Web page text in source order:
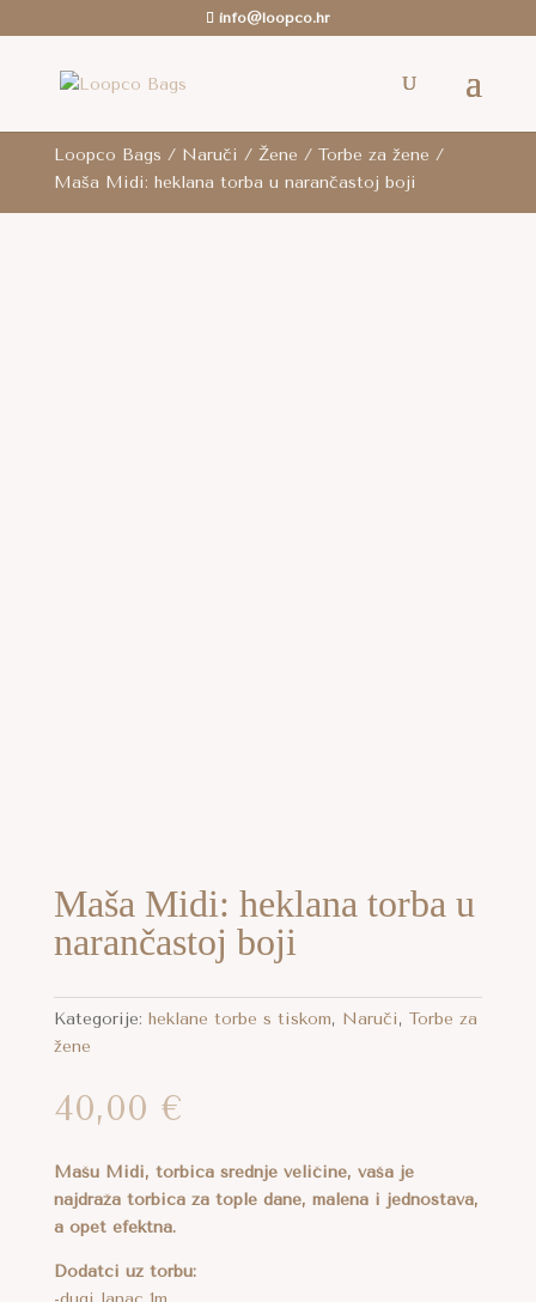
info@loopco.hr
Loopco Bags / Naruči / Žene / Torbe za žene /
Maša Midi: heklana torba u narančastoj boji
Maša Midi: heklana torba u
narančastoj boji
Kategorije: heklane torbe s tiskom, Naruči, Torbe za
žene
40,00 €
Mašu Midi, torbica srednje veličine, vaša je
najdraža torbica za tople dane, malena i jednostava,
a opet efektna.
Dodatci uz torbu:
ROK ZA SLANJE: 6-12 radnih dana.. /
eura i za cijelu EU za narudžbe iznad 100 eura.